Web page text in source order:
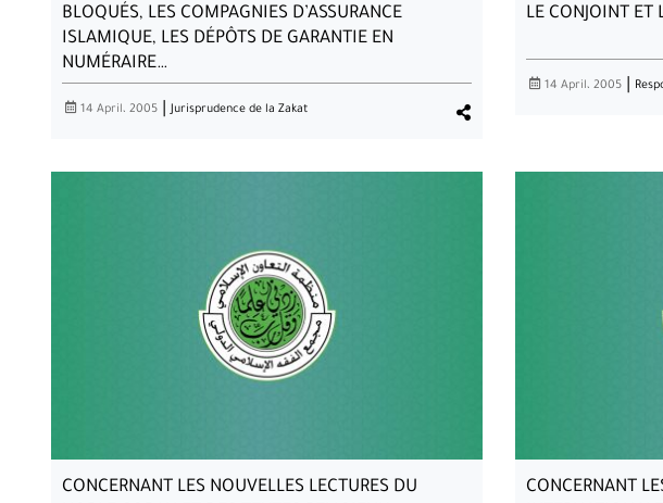
BLOQUÉS, LES COMPAGNIES D’ASSURANCE
ISLAMIQUE, LES DÉPÔTS DE GARANTIE EN
NUMÉRAIRE…
14 April، 2005| Jurisprudence de la Zakat
LE CONJOINT ET
14 April، 2005|
CONCERNANT
NOBLE CORAN
CONCERNANT LES NOUVELLES LECTURES DU
CONCERNANT